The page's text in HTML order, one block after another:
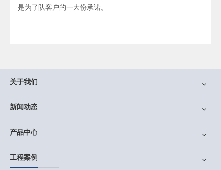
是为了队客户的一大份承诺。
关于我们
新闻动态
产品中心
工程案例